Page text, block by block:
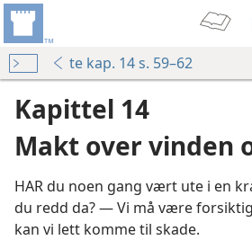
te kap. 14 s. 59–62
Kapittel 14
Makt over vinden
HAR du noen gang vært ute i en
du redd da? — Vi må være
kan vi lett komme til skade.